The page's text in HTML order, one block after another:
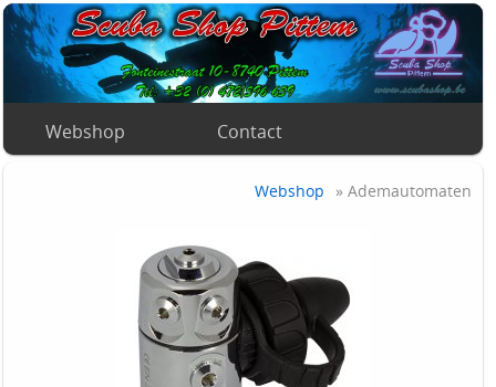
Webshop Contact
Webshop » Ademautomaten